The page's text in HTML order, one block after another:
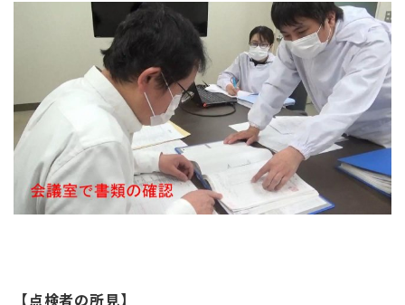
【点検者の所見】